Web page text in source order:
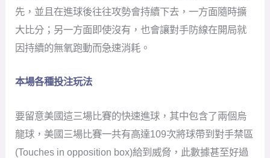
先，並且在進球後往往攻勢會持續下去，一方面隨時擴
大比分；另一方面即使沒有，也會讓對手防線在開局就
因持續的無氧跑動而急速消耗。
本場各種投注玩法
要留意美國這三場比賽的快速進球，其中包含了兩個烏
龍球，美國三場比賽一共有高達109次將球帶到對手禁區
(Touches in opposition box)給到威脅，此數據甚至好過